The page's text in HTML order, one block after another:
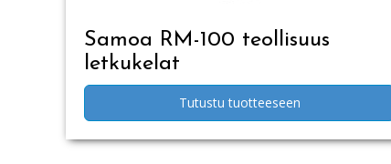
Samoa RM-100 teollisuus
letkukelat
Tutustu tuotteeseen